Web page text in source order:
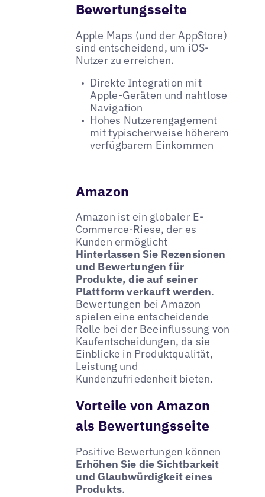
Bewertungsseite
Apple Maps (und der AppStore)
sind entscheidend, um iOS-
Nutzer zu erreichen.
Direkte Integration mit
Apple-Geräten und nahtlose
Navigation
Hohes Nutzerengagement
mit typischerweise höherem
verfügbarem Einkommen
Amazon
Amazon ist ein globaler E-
Commerce-Riese, der es
Kunden ermöglicht
Hinterlassen Sie Rezensionen
und Bewertungen für
Produkte, die auf seiner
Plattform verkauft werden.
Bewertungen bei Amazon
spielen eine entscheidende
Rolle bei der Beeinflussung von
Kaufentscheidungen, da sie
Einblicke in Produktqualität,
Leistung und
Kundenzufriedenheit bieten.
Vorteile von Amazon
als Bewertungsseite
Positive Bewertungen können
Erhöhen Sie die Sichtbarkeit
und Glaubwürdigkeit eines
Produkts.